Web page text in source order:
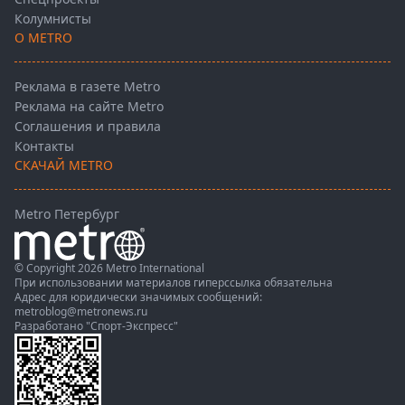
Колумнисты
О METRO
Реклама в газете Metro
Реклама на сайте Metro
Соглашения и правила
Контакты
СКАЧАЙ METRO
Metro Петербург
© Copyright 2026 Metro International
При использовании материалов гиперссылка обязательна
Адрес для юридически значимых сообщений:
metroblog@metronews.ru
Разработано "Спорт-Экспресс"